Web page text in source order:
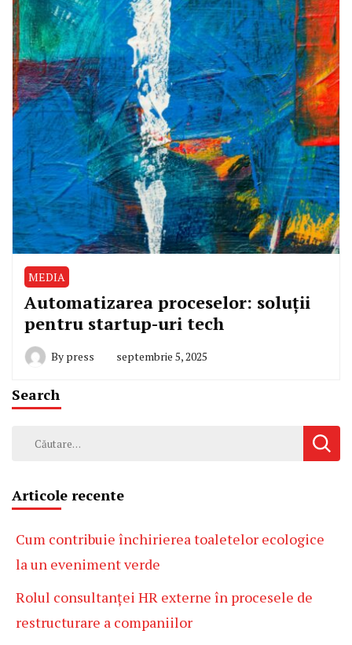
MEDIA
Automatizarea proceselor: soluții
pentru startup-uri tech
By press septembrie 5, 2025
Search
Caută
Articole recente
Cum contribuie închirierea toaletelor ecologice
la un eveniment verde
Rolul consultanței HR externe în procesele de
restructurare a companiilor